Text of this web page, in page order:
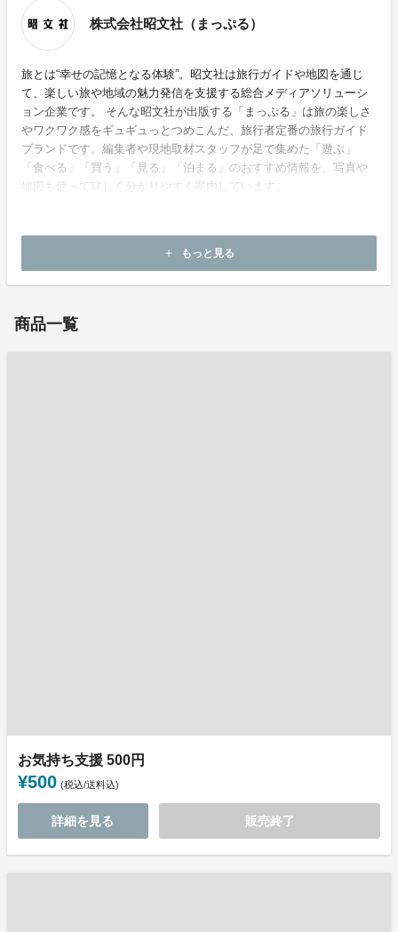
株式会社昭文社（まっぷる）
旅とは“幸せの記憶となる体験”。昭文社は旅行ガイドや地図を通じ
て、楽しい旅や地域の魅力発信を支援する総合メディアソリューシ
ョン企業です。 そんな昭文社が出版する「まっぷる」は旅の楽しさ
やワクワク感をギュギュっとつめこんだ、旅行者定番の旅行ガイド
ブランドです。編集者や現地取材スタッフが足で集めた「遊ぶ」
「食べる」「買う」「見る」「泊まる」のおすすめ情報を、写真や
地図も使って詳しく分かりやすく案内しています。
add もっと見る
商品一覧
お気持ち支援 500円
¥500 (税込/送料込)
詳細を見る 販売終了